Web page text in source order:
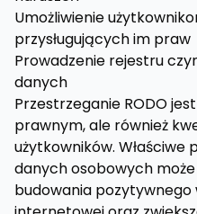
Umożliwienie
przysługujących im praw
Prowadzenie rejestru
danych
Przestrzeganie RODO
prawnym, ale również
użytkowników. Właściwe
danych osobowych
budowania pozytywnego